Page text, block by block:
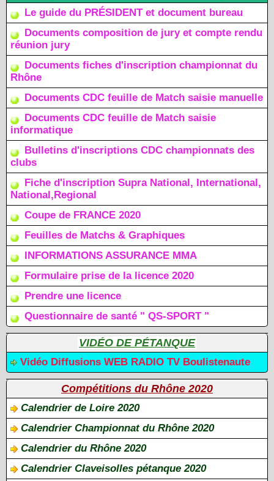
Le guide du PRÉSIDENT et document bureau
Documents composition de jury et compte rendu
réunion jury
Documents fiches d'inscription championnat du
Rhône
Documents CDC feuille de Match saisie manuelle
Documents CDC feuille de Match saisie
informatique
Bulletins d'inscriptions CDC championnats des
clubs
Fiche d'inscription Supra National, International,
National,Regional
Coupe de FRANCE 2020
Feuilles de Matchs & Graphiques
INFORMATIONS ASSURANCE MMA
Formulaire prise de la licence 2020
Prendre une licence
Questionnaire de santé " QS-SPORT "
VIDÉO DE PÉTANQUE
Vidéo Diffusions WEB RADIO TV Boulistenaute
Compétitions du Rhône 2020
Calendrier de Loire 2020
Calendrier Championnat du Rhône 2020
Calendrier du Rhône 2020
Calendrier Claveisolles pétanque 2020